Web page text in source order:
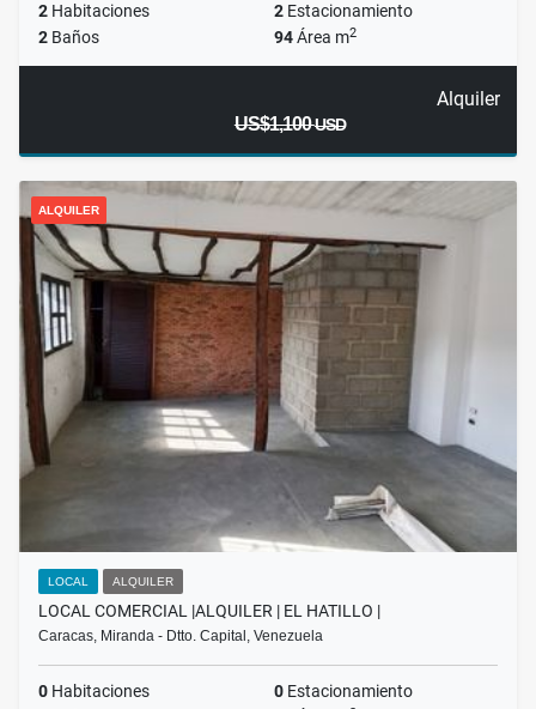
2 Habitaciones 2 Estacionamiento
2 Baños 94Área m2
Alquiler
US$1,100USD
ALQUILER
LOCAL ALQUILER
LOCAL COMERCIAL |ALQUILER | EL HATILLO |
Caracas, Miranda - Dtto. Capital, Venezuela
0 Habitaciones 0 Estacionamiento